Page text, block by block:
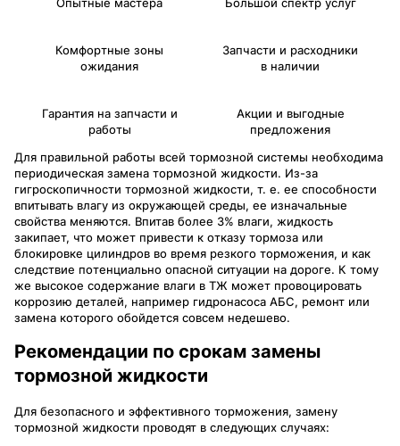
Опытные мастера Большой спектр услуг
Комфортные зоны
ожидания
Запчасти и расходники
в наличии
Гарантия на запчасти и
работы
Акции и выгодные
предложения
Для правильной работы всей тормозной системы необходима
периодическая замена тормозной жидкости. Из-за
гигроскопичности тормозной жидкости, т. е. ее способности
впитывать влагу из окружающей среды, ее изначальные
свойства меняются. Впитав более 3% влаги, жидкость
закипает, что может привести к отказу тормоза или
блокировке цилиндров во время резкого торможения, и как
следствие потенциально опасной ситуации на дороге. К тому
же высокое содержание влаги в ТЖ может провоцировать
коррозию деталей, например гидронасоса АБС, ремонт или
замена которого обойдется совсем недешево.
Рекомендации по срокам замены
тормозной жидкости
Для безопасного и эффективного торможения, замену
тормозной жидкости проводят в следующих случаях: